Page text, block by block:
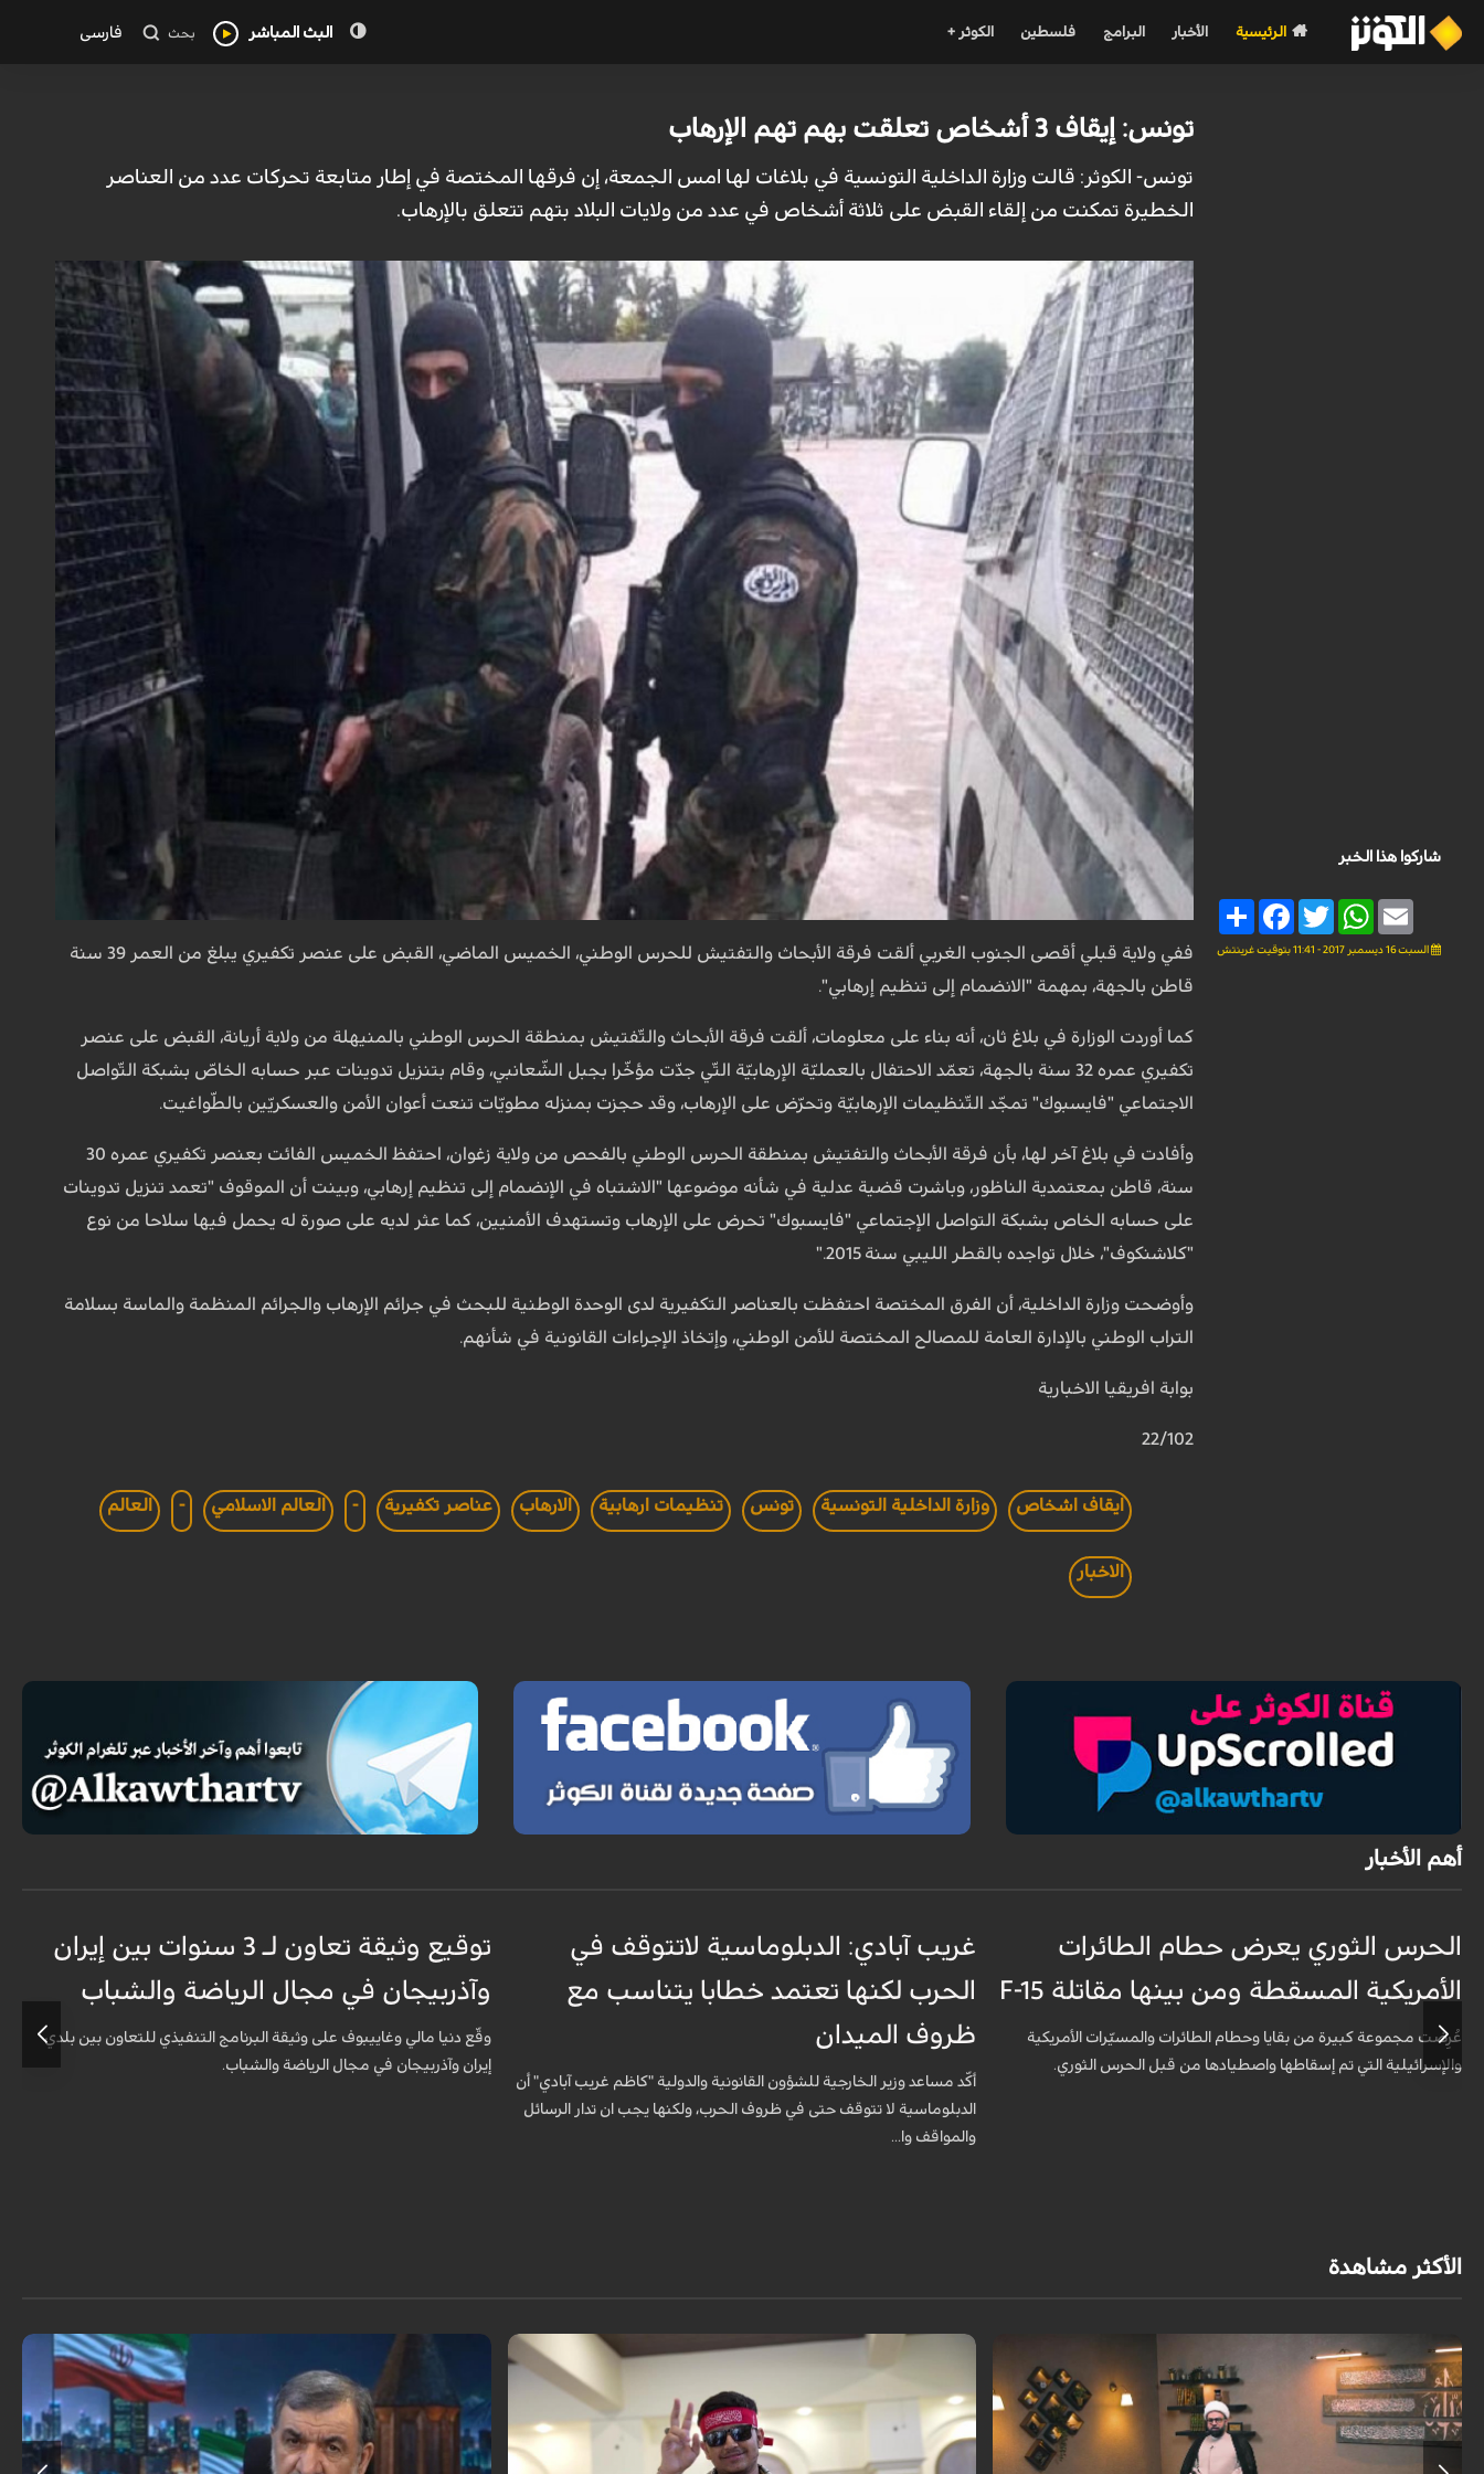
الرئيسية الأخبار البرامج فلسطين الكوثر + البث المباشر بحث فارسی
شاركوا هذا الخبر
Share
FacebookTwitter
WhatsAppEmail
السبت 16 ديسمبر 2017 - 11:41 بتوقيت غرينتش
تونس: إيقاف 3 أشخاص تعلقت بهم تهم الإرهاب
تونس- الكوثر: قالت وزارة الداخلية التونسية في بلاغات لها امس الجمعة، إن فرقها المختصة في إطار متابعة تحركات عدد من العناصر
الخطيرة تمكنت من إلقاء القبض على ثلاثة أشخاص في عدد من ولايات البلاد بتهم تتعلق بالإرهاب.
ففي ولاية قبلي أقصى الجنوب الغربي ألقت فرقة الأبحاث والتفتيش للحرس الوطني، الخميس الماضي، القبض على عنصر تكفيري يبلغ من العمر 39 سنة
قاطن بالجهة، بمهمة "الانضمام إلى تنظيم إرهابي".
كما أوردت الوزارة في بلاغ ثان، أنه بناء على معلومات، ألقت فرقة الأبحاث والتّفتيش بمنطقة الحرس الوطني بالمنيهلة من ولاية أريانة، القبض على عنصر
تكفيري عمره 32 سنة بالجهة، تعمّد الاحتفال بالعمليّة الإرهابيّة التّي جدّت مؤخّرا بجبل الشّعانبي، وقام بتنزيل تدوينات عبر حسابه الخاصّ بشبكة التّواصل
الاجتماعي "فايسبوك" تمجّد التّنظيمات الإرهابيّة وتحرّض على الإرهاب، وقد حجزت بمنزله مطويّات تنعت أعوان الأمن والعسكريّين بالطّواغيت.
وأفادت في بلاغ آخر لها، بأن فرقة الأبحاث والتفتيش بمنطقة الحرس الوطني بالفحص من ولاية زغوان، احتفظ الخميس الفائت بعنصر تكفيري عمره 30
سنة، قاطن بمعتمدية الناظور، وباشرت قضية عدلية في شأنه موضوعها "الاشتباه في الإنضمام إلى تنظيم إرهابي، وبينت أن الموقوف "تعمد تنزيل تدوينات
على حسابه الخاص بشبكة التواصل الإجتماعي "فايسبوك" تحرض على الإرهاب وتستهدف الأمنيين، كما عثر لديه على صورة له يحمل فيها سلاحا من نوع
"كلاشنكوف"، خلال تواجده بالقطر الليبي سنة 2015."
وأوضحت وزارة الداخلية، أن الفرق المختصة احتفظت بالعناصر التكفيرية لدى الوحدة الوطنية للبحث في جرائم الإرهاب والجرائم المنظمة والماسة بسلامة
التراب الوطني بالإدارة العامة للمصالح المختصة للأمن الوطني، وإتخاذ الإجراءات القانونية في شأنهم.
بوابة افريقيا الاخبارية
22/102
ايقاف اشخاص وزارة الداخلية التونسية تونس تنظيمات ارهابية الارهاب عناصر تكفيرية - العالم الاسلامي - العالم
الاخبار
أهم الأخبار
الحرس الثوري يعرض حطام الطائرات
الأمريكية المسقطة ومن بينها مقاتلة F-15
عُرِضت مجموعة كبيرة من بقايا وحطام الطائرات والمسيّرات الأمريكية
والإسرائيلية التي تم إسقاطها واصطيادها من قبل الحرس الثوري.
غريب آبادي: الدبلوماسية لاتتوقف في
الحرب لكنها تعتمد خطابا يتناسب مع
ظروف الميدان
أكّد مساعد وزير الخارجية للشؤون القانونية والدولية "كاظم غريب آبادي" أن
الدبلوماسية لا تتوقف حتى في ظروف الحرب، ولكنها يجب ان تدار الرسائل
والمواقف وا...
توقيع وثيقة تعاون لـ 3 سنوات بين إيران
وآذربيجان في مجال الرياضة والشباب
وقّع دنيا مالي وغاييبوف على وثيقة البرنامج التنفيذي للتعاون بين بلدي
إيران وآذربيجان في مجال الرياضة والشباب.
الأكثر مشاهدة